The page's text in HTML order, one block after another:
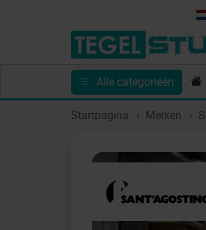
Alle categorieën
Toebehoren Sanitair
Startpagina Merken